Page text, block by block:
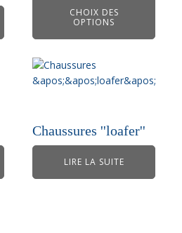
CHOIX DES
OPTIONS
la
page
du
produit
Chaussures ''loafer''
LIRE LA SUITE